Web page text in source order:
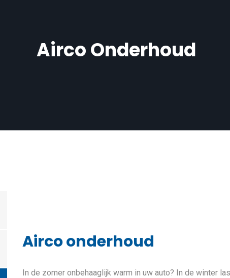
Airco Onderhoud
Airco onderhoud
In de zomer onbehaaglijk warm in uw auto? In de winter